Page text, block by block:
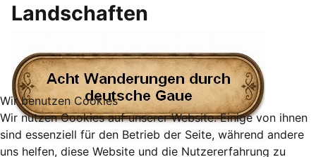
Landschaften
Wir benutzen Cookies
Wir nutzen Cookies auf unserer Website. Einige von ihnen
sind essenziell für den Betrieb der Seite, während andere
uns helfen, diese Website und die Nutzererfahrung zu